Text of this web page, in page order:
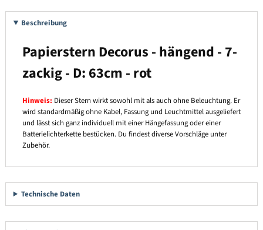
Beschreibung
Papierstern Decorus - hängend - 7-
zackig - D: 63cm - rot
Hinweis: Dieser Stern wirkt sowohl mit als auch ohne Beleuchtung. Er
wird standardmäßig ohne Kabel, Fassung und Leuchtmittel ausgeliefert
und lässt sich ganz individuell mit einer Hängefassung oder einer
Batterielichterkette bestücken. Du findest diverse Vorschläge unter
Zubehör.
Technische Daten